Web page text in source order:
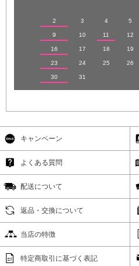
2 3 4 5
9 10 11 12
16 17 18 19
23 24 25 26
30 31
キャンペーン
よくある質問
配送について
返品・交換について
当店の特徴
特定商取引に基づく表記